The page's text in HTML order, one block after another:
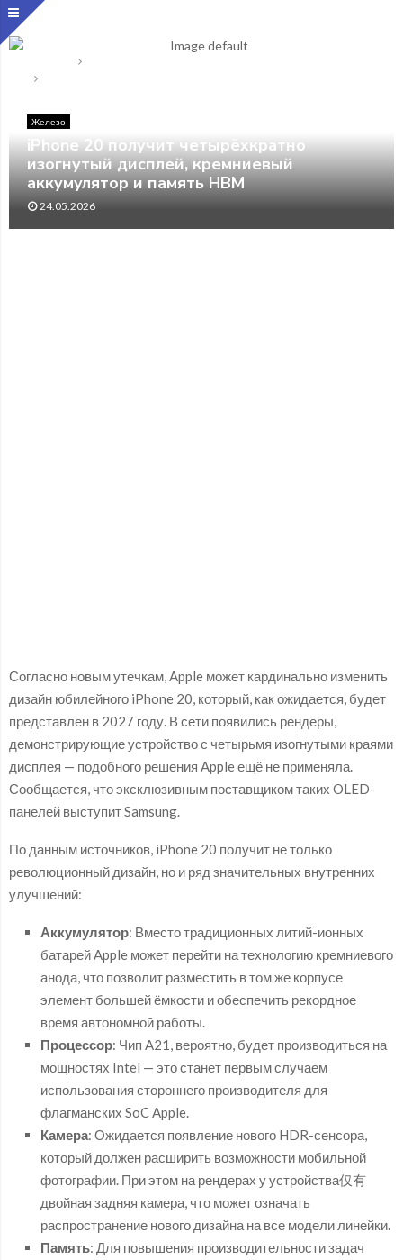
Железо
iPhone 20 получит четырёхкратно
изогнутый дисплей, кремниевый
аккумулятор и память HBM
24.05.2026
Согласно новым утечкам, Apple может кардинально изменить
дизайн юбилейного iPhone 20, который, как ожидается, будет
представлен в 2027 году. В сети появились рендеры,
демонстрирующие устройство с четырьмя изогнутыми краями
дисплея — подобного решения Apple ещё не применяла.
Сообщается, что эксклюзивным поставщиком таких OLED-
панелей выступит Samsung.
По данным источников, iPhone 20 получит не только
революционный дизайн, но и ряд значительных внутренних
улучшений:
Аккумулятор: Вместо традиционных литий-ионных
батарей Apple может перейти на технологию кремниевого
анода, что позволит разместить в том же корпусе
элемент большей ёмкости и обеспечить рекордное
время автономной работы.
Процессор: Чип A21, вероятно, будет производиться на
мощностях Intel — это станет первым случаем
использования стороннего производителя для
флагманских SoC Apple.
Камера: Ожидается появление нового HDR-сенсора,
который должен расширить возможности мобильной
фотографии. При этом на рендерах у устройства仅有
двойная задняя камера, что может означать
распространение нового дизайна на все модели линейки.
Память: Для повышения производительности задач